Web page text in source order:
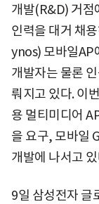
개발(R&D) 거점
인력을 대거 채
ynos) 모바일AP
개발자는 물론
뤄지고 있다. 이
용 멀티미디어
을 요구, 모바일
개발에 나서고
9일 삼성전자 글